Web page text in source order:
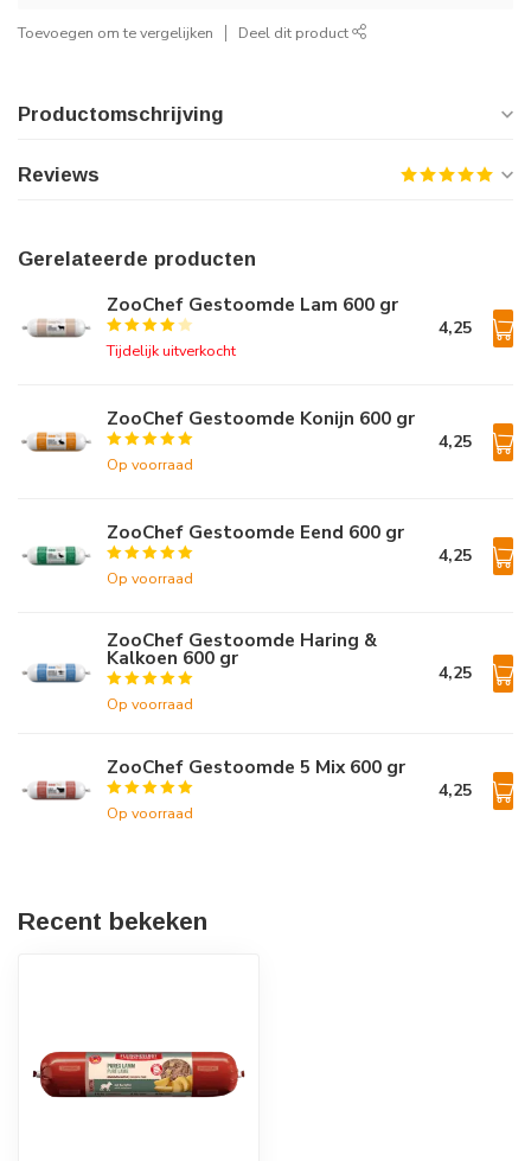
Toevoegen om te vergelijken Deel dit product
Productomschrijving
Reviews
Gerelateerde producten
ZooChef Gestoomde Lam 600 gr
Tijdelijk uitverkocht
4,25
ZooChef Gestoomde Konijn 600 gr
Op voorraad
4,25
ZooChef Gestoomde Eend 600 gr
Op voorraad
4,25
ZooChef Gestoomde Haring &
Kalkoen 600 gr
Op voorraad
4,25
ZooChef Gestoomde 5 Mix 600 gr
Op voorraad
4,25
Recent bekeken